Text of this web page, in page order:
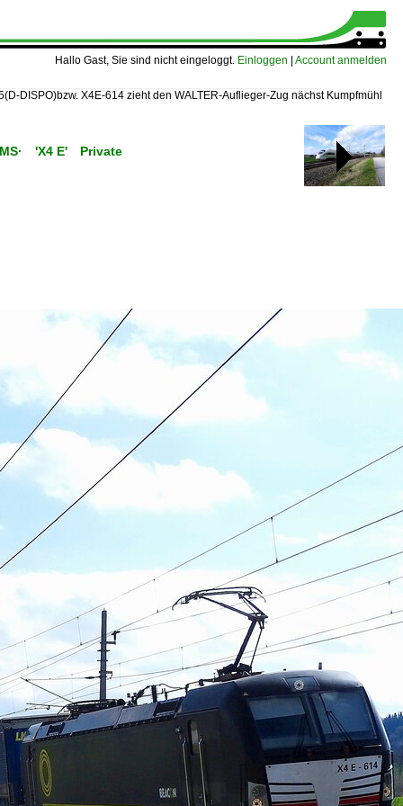
Hallo Gast, Sie sind nicht eingeloggt. Einloggen Account anmelden
DISPO)bzw. X4E-614 zieht den WALTER-Auflieger-Zug nächst Kumpfmühl
MS· 'X4 E' Private